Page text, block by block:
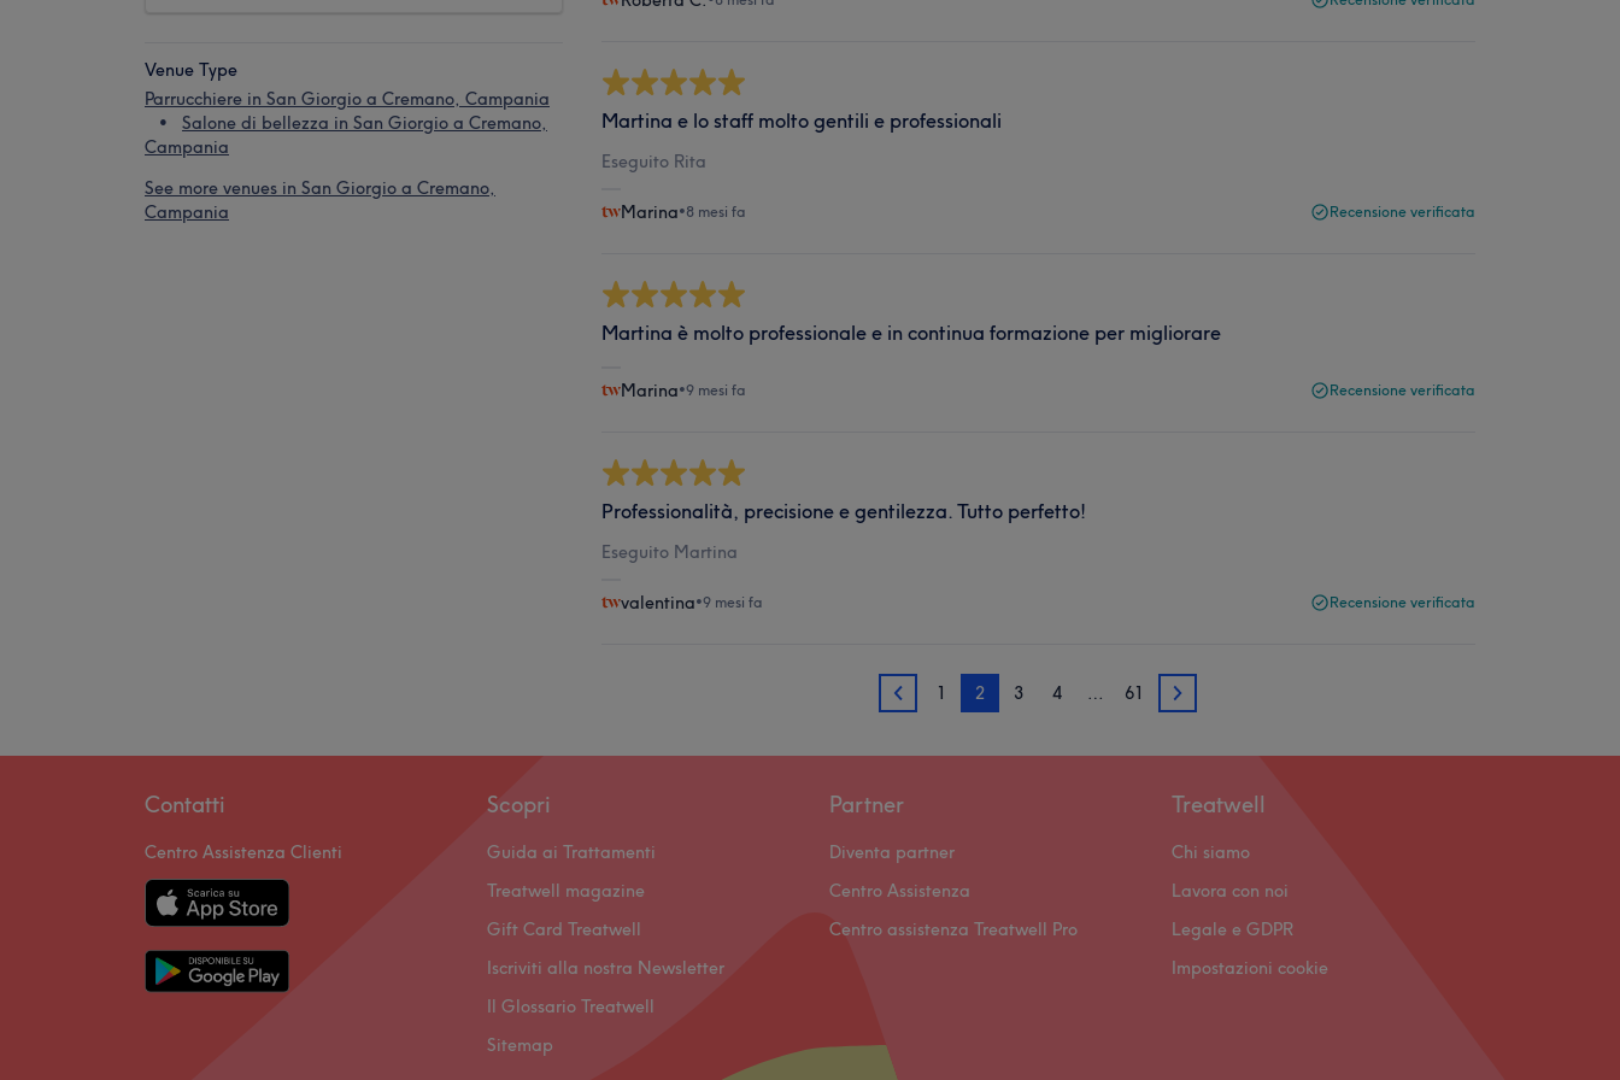
Venue Type
Parrucchiere in San Giorgio a Cremano, Campania
Salone di bellezza in San Giorgio a Cremano,
Campania
See more venues in San Giorgio a Cremano,
Campania
Martina e lo staff molto gentili e professionali
Eseguito Rita
Marina•8 mesi fa Recensione verificata
Martina è molto professionale e in continua formazione per migliorare
Marina•9 mesi fa Recensione verificata
Professionalità, precisione e gentilezza. Tutto perfetto!
Eseguito Martina
valentina•9 mesi fa Recensione verificata
1 1 2 3 4 … 61 3
Contatti
Centro Assistenza Clienti
Scopri
Guida ai Trattamenti
Treatwell magazine
Gift Card Treatwell
Iscriviti alla nostra Newsletter
Il Glossario Treatwell
Sitemap
Partner
Diventa partner
Centro Assistenza
Centro assistenza Treatwell Pro
Treatwell
Chi siamo
Lavora con noi
Legale e GDPR
Impostazioni cookie